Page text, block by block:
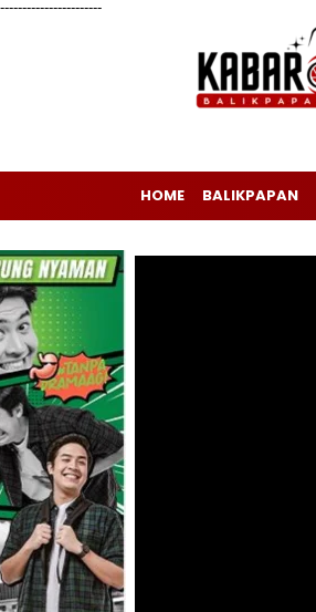
-----------------------
HOME BALIKPAPAN